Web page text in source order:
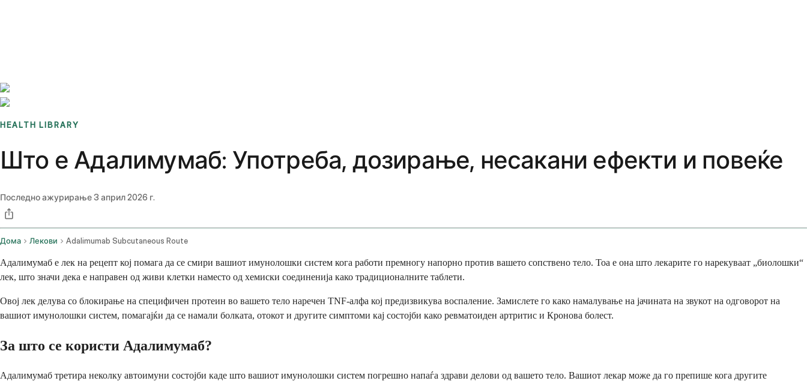
HEALTH LIBRARY
Што е Адалимумаб: Употреба, дозирање, несакани ефекти и повеќе
Последно ажурирање3 април 2026 г.
Дома Лекови Adalimumab Subcutaneous Route
Адалимумаб е лек на рецепт кој помага да се смири вашиот имунолошки систем кога работи премногу напорно против вашето сопствено тело. Тоа е она што лекарите го нарекуваат „биолошки“
лек, што значи дека е направен од живи клетки наместо од хемиски соединенија како традиционалните таблети.
Овој лек делува со блокирање на специфичен протеин во вашето тело наречен TNF-алфа кој предизвикува воспаление. Замислете го како намалување на јачината на звукот на одговорот на
вашиот имунолошки систем, помагајќи да се намали болката, отокот и другите симптоми кај состојби како ревматоиден артритис и Кронова болест.
За што се користи Адалимумаб?
Адалимумаб третира неколку автоимуни состојби каде што вашиот имунолошки систем погрешно напаѓа здрави делови од вашето тело. Вашиот лекар може да го препише кога другите